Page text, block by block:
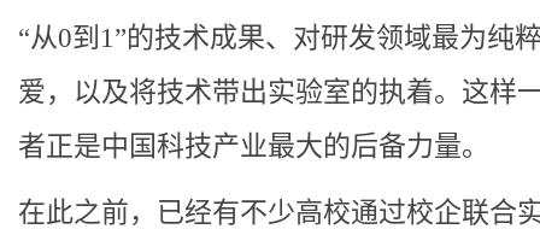
“从0到1”的技术成果、对研发领域最为纯
爱，以及将技术带出实验室的执着。这样
者正是中国科技产业最大的后备力量。
在此之前，已经有不少高校通过校企联合